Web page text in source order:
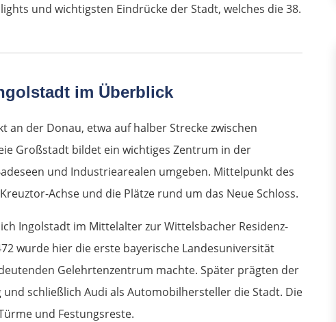
und wichtigsten Eindrücke der Stadt, welches die 38.
im Überblick
der Donau, etwa auf halber Strecke zwischen
Großstadt bildet ein wichtiges Zentrum in der
und Industriearealen umgeben. Mittelpunkt des
Achse und die Plätze rund um das Neue Schloss.
Ingolstadt im Mittelalter zur Wittelsbacher Residenz-
wurde hier die erste bayerische Landesuniversität
Gelehrtenzentrum machte. Später prägten der
schließlich Audi als Automobilhersteller die Stadt. Die
und Festungsreste.